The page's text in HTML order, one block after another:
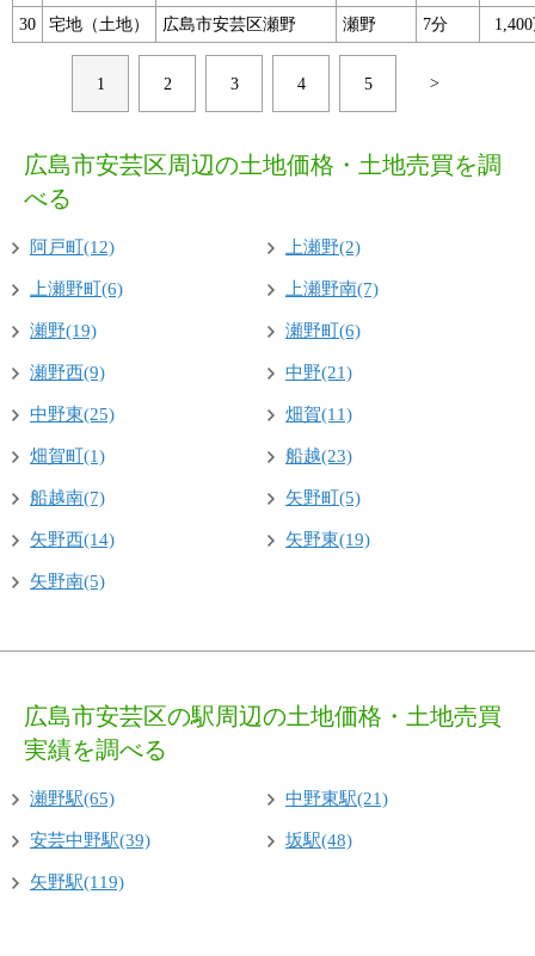
30
宅地（土地） 広島市安芸区瀬野 瀬野 7分
1 2 3 4 5 >
広島市安芸区周辺の土地価格・土地売買を調
べる
阿戸町(12) 上瀬野(2)
上瀬野町(6) 上瀬野南(7)
瀬野(19) 瀬野町(6)
瀬野西(9) 中野(21)
中野東(25) 畑賀(11)
畑賀町(1) 船越(23)
船越南(7) 矢野町(5)
矢野西(14) 矢野東(19)
矢野南(5)
広島市安芸区の駅周辺の土地価格・土地売買
実績を調べる
瀬野駅(65) 中野東駅(21)
安芸中野駅(39) 坂駅(48)
矢野駅(119)